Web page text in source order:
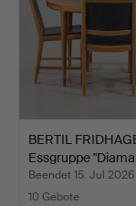
BERTIL
Essgruppe
Waln…
Beendet 15. Jul 2026
10 Gebote